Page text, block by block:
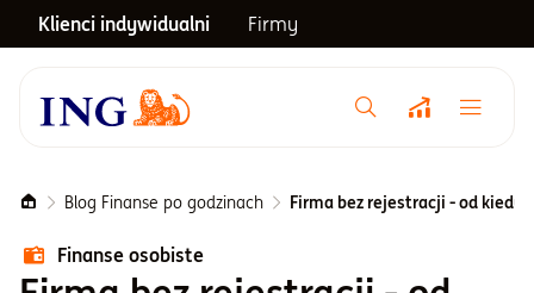
Klienci indywidualni Firmy
Menu główne
Notowania
Emerytura
Blog Finanse po godzinach Firma bez rejestracji - od kiedy i
Finanse osobiste